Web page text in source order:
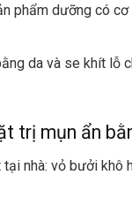
phẩm dưỡng có
da và se khít lỗ
trị mụn ẩn
tại nhà: vỏ bưởi khô